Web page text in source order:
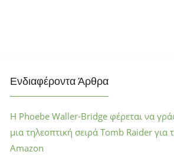
Ενδιαφέροντα Άρθρα
Η Phoebe Waller-Bridge φέρεται να
μια τηλεοπτική σειρά Tomb Raider για
Amazon